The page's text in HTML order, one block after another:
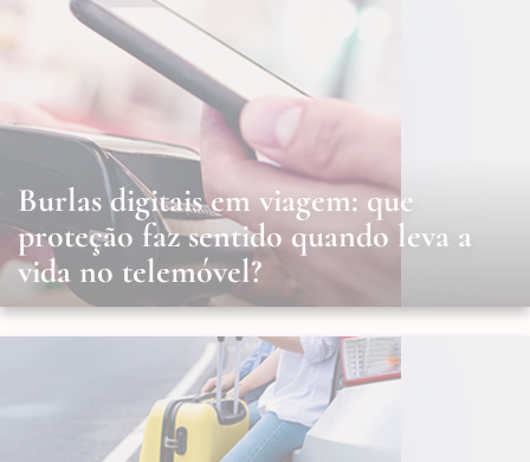
Burlas digitais em viagem: que
proteção faz sentido quando leva a
vida no telemóvel?